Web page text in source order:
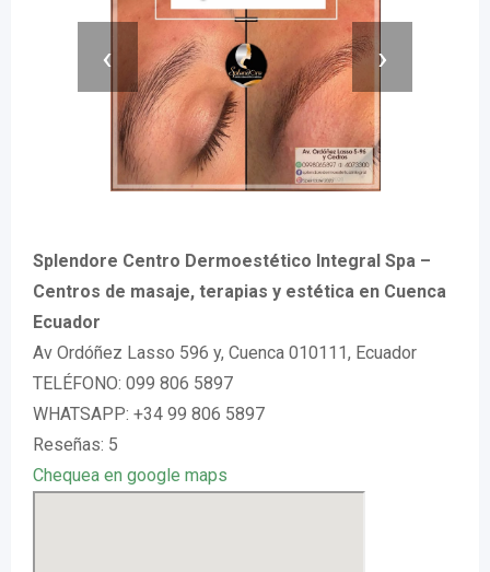
‹ ›
Splendore Centro Dermoestético Integral Spa –
Centros de masaje, terapias y estética en Cuenca
Ecuador
Av Ordóñez Lasso 596 y, Cuenca 010111, Ecuador
TELÉFONO: 099 806 5897
WHATSAPP: +34 99 806 5897
Reseñas: 5
Chequea en google maps